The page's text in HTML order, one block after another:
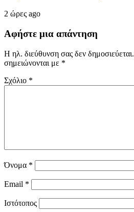
2 ώρες ago
Αφήστε μια απάντηση
Η ηλ. διεύθυνση σας δεν δημοσιεύεται.
σημειώνονται με *
Σχόλιο *
Όνομα *
Email *
Ιστότοπος